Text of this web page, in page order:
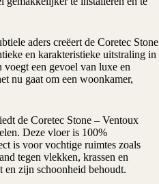
aders creëert de Coretec Stone
en karakteristieke uitstraling in
een gevoel van luxe en
nu gaat om een woonkamer,
de Coretec Stone – Ventoux
Deze vloer is 100%
is voor vochtige ruimtes zoals
tegen vlekken, krassen en
en zijn schoonheid behoudt.